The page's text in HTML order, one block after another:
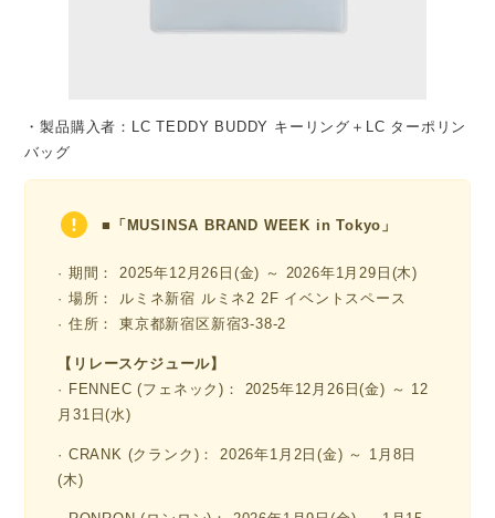
・製品購入者：LC TEDDY BUDDY キーリング＋LC ターポリン
バッグ
■ 「MUSINSA BRAND WEEK in Tokyo」
· 期間： 2025年12月26日(金) ～ 2026年1月29日(木)
· 場所： ルミネ新宿 ルミネ2 2F イベントスペース
· 住所： 東京都新宿区新宿3-38-2
【リレースケジュール】
· FENNEC (フェネック)： 2025年12月26日(金) ～ 12
月31日(水)
· CRANK (クランク)： 2026年1月2日(金) ～ 1月8日
(木)